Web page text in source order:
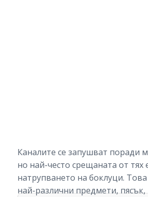
Каналите се запушват поради
но най-често срещаната от тях
натрупването на боклуци.
най-различни предмети,